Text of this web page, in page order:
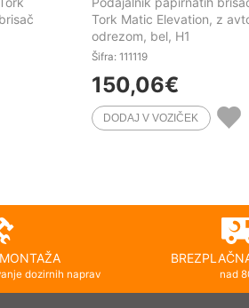
Tork Matic Elevation, z
odrezom, bel, H1
Šifra: 111119
150,06€
dozirnih naprav nad